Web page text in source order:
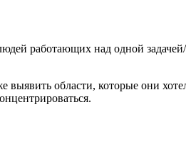
работающих над одной
выявить области, которые они